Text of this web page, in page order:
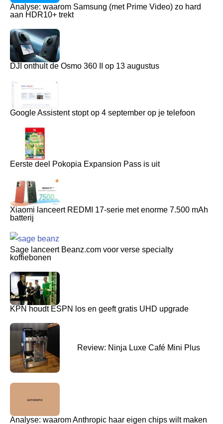
Analyse: waarom Samsung (met Prime Video) zo hard
aan HDR10+ trekt
DJI onthult de Osmo 360 II op 13 augustus
Google Assistent stopt op 4 september op je telefoon
Eerste deel Pokopia Expansion Pass is uit
Xiaomi lanceert REDMI 17-serie met enorme 7.500 mAh
batterij
Sage lanceert Beanz.com voor verse specialty
koffiebonen
KPN houdt ESPN los en geeft gratis UHD upgrade
Review: Ninja Luxe Café Mini Plus
Analyse: waarom Anthropic haar eigen chips wilt maken